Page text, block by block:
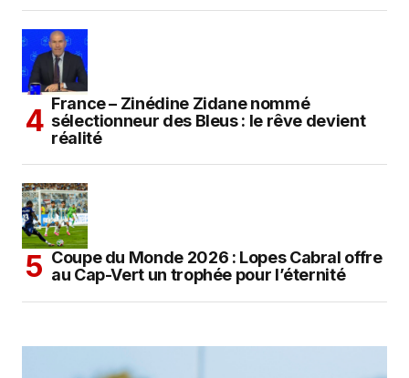
France – Zinédine Zidane nommé
sélectionneur des Bleus : le rêve devient
réalité
Coupe du Monde 2026 : Lopes Cabral offre
au Cap-Vert un trophée pour l’éternité